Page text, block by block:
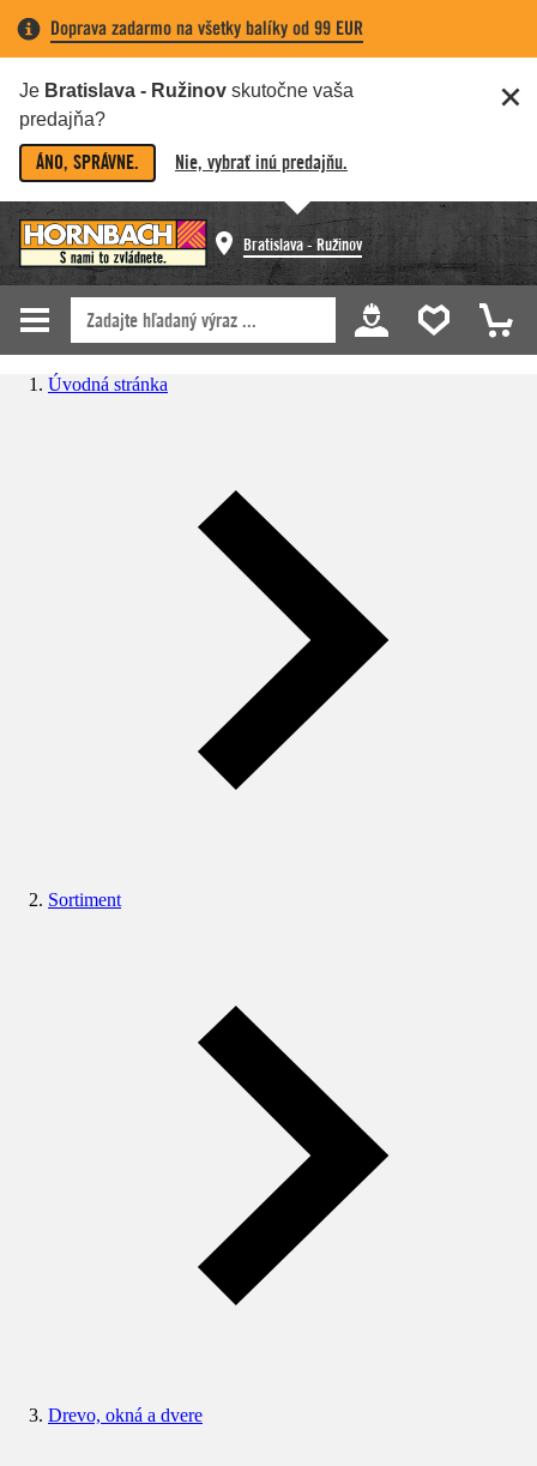
Doprava zadarmo na všetky balíky od 99 EUR
Je Bratislava - Ružinov skutočne vaša
predajňa?
ÁNO, SPRÁVNE. Nie, vybrať inú predajňu.
Bratislava - Ružinov
Úvodná stránka
Sortiment
Drevo, okná a dvere